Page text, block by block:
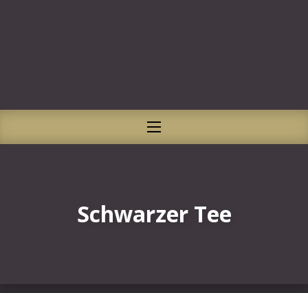
NAVIGATION
Schwarzer Tee